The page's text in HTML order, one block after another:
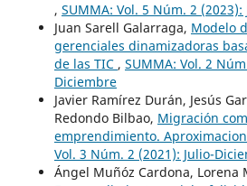
, SUMMA: Vol. 5 Núm. 2
Juan Sarell Galarraga, Modelo
gerenciales dinamizadoras
de las TIC , SUMMA: Vol. 2
Diciembre
Javier Ramírez Durán, Jesús
Redondo Bilbao, Migración
emprendimiento.
Vol. 3 Núm. 2 (2021): Julio-
Ángel Muñóz Cardona, Lorena